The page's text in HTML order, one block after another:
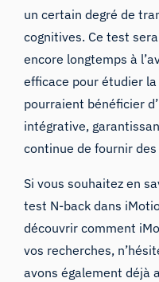
un certain degré de
cognitives. Ce test
encore longtemps à
efficace pour étudier
pourraient bénéficier
intégrative,
continue de fournir
Si vous souhaitez en
test N-back dans
découvrir comment
vos recherches,
avons également déjà